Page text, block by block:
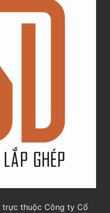
trực thuộc Công ty Cổ